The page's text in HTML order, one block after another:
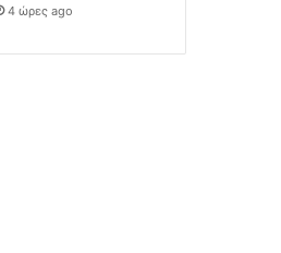
4 ώρες ago